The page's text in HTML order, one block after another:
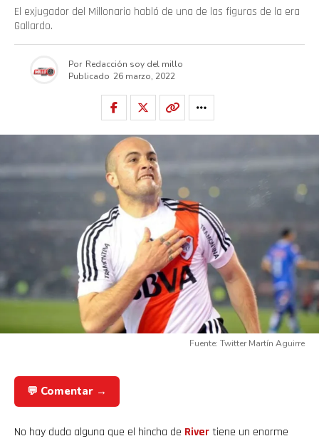
El exjugador del Millonario habló de una de las figuras de la era
Gallardo.
Por Redacción soy del millo
Publicado 26 marzo, 2022
Fuente: Twitter Martín Aguirre
💬 Comentar →
No hay duda alguna que el hincha de Rivertiene un enorme